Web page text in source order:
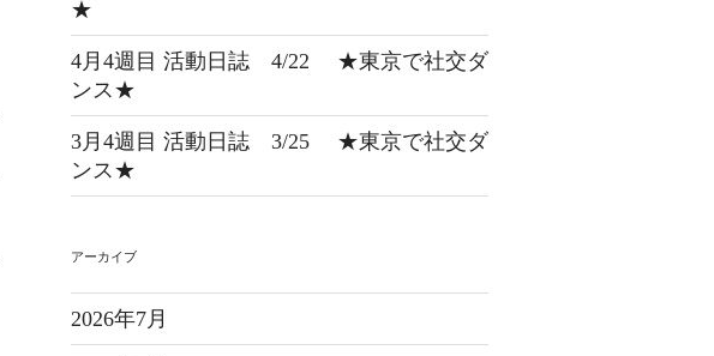
★
4月4週目 活動日誌 4/22 ★東京で社交ダ
ンス★
3月4週目 活動日誌 3/25 ★東京で社交ダ
ンス★
アーカイブ
2026年7月